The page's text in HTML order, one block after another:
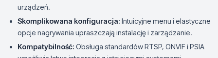
urządzeń.
Skomplikowana konfiguracja: Intuicyjne menu i elastyczne
opcje nagrywania upraszczają instalację i zarządzanie.
Kompatybilność: Obsługa standardów RTSP, ONVIF i PSIA